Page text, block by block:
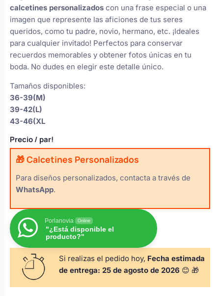
para arras
alianzas
porta alianzas
de boda
y pala tarta
damas de honor
bebé boda
floral coche
Perchas de comunión
personalizadas
Rasca y Gana para Comunión:
Sorpresas y Diversión
Detalles de comunión para invitados
Ver todo
Bolsos personalizados
Neceseres personalizados
Otros regalos
Ver todo
calcetines personalizados con una frase especial o una
imagen que represente las aficiones de tus seres
queridos, como tu padre, novio, hermano, etc. ¡Ideales
para cualquier invitado! Perfectos para conservar
recuerdos memorables y obtener fotos únicas en tu
boda. No dudes en elegir este detalle único.
Tamaños disponibles:
36-39(M)
39-42(L)
43-46(XL
Precio/ par!
🎁 Calcetines Personalizados
Para diseños personalizados, contacta a través de
WhatsApp.
Porlanovia Online
"¿Está disponible el
producto?"
Si realizas el pedido hoy, Fecha estimada
de entrega: 25 de agosto de 2026 😊 🎁